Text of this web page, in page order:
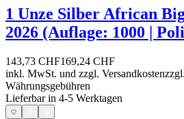
1 Unze Silber African
2026 (Auflage: 1000 |
143,73 CHF169,24 CHF
inkl. MwSt. und zzgl. Versandkosten
Währungsgebühren
Lieferbar in 4-5 Werktagen